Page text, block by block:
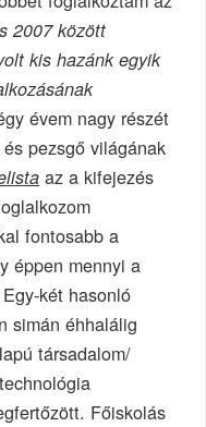
2007 között
kis hazánk egyik
évem nagy részét
pezsgő világának
az a kifejezés
fontosabb a
éppen mennyi a
két hasonló
simán éhhalálig
társadalom/
Főiskolás